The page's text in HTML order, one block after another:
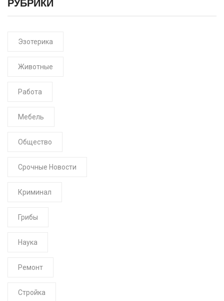
РУБРИКИ
Эзотерика
Животные
Работа
Мебель
Общество
Срочные Новости
Криминал
Грибы
Наука
Ремонт
Стройка